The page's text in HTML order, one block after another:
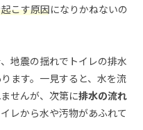
こす原因になりかねないの
地震の揺れでトイレの排水
ます。一見すると、水を流
せんが、次第に排水の流れ
レから水や汚物があふれて